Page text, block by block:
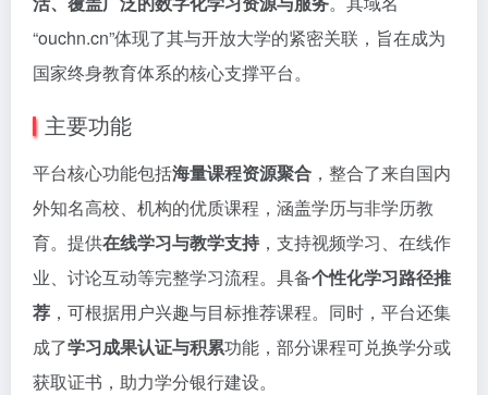
“ouchn.cn”体现了其与开放大学的紧密关联，旨在成为
国家终身教育体系的核心支撑平台。
主要功能
平台核心功能包括海量课程资源聚合 ，整合了来自国内
外知名高校、机构的优质课程，涵盖学历与非学历教
育。提供在线学习与教学支持 ，支持视频学习、在线作
业、讨论互动等完整学习流程。具备个性化学习路径推
荐 ，可根据用户兴趣与目标推荐课程。同时，平台还集
成了学习成果认证与积累功能，部分课程可兑换学分或
获取证书，助力学分银行建设。